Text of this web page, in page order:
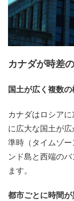
カナダが時差
国土が広く複数
カナダはロシア
に広大な国土が
準時（タイムゾ
ンド島と西端の
ます。
都市ごとに時間